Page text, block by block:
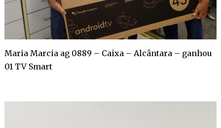
Maria Marcia ag 0889 – Caixa – Alcântara – ganhou
01 TV Smart